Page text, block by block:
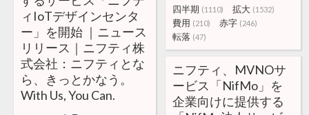
四半期 (1110) 拡大 (1532)
費用 (210) 赤字 (246)
転落 (47)
ィIoTデザインセンタ
ー」を開始 ｜ニュース
リリース｜ニフティ株
式会社：ニフティとな
ら、きっとかなう。
With Us, You Can.
ニフティ、MVNOサ
ービス「NifMo」を
企業向けに提供する